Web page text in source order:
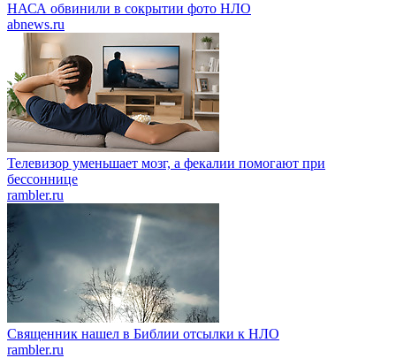
НАСА обвинили в сокрытии фото НЛО
abnews.ru
Телевизор уменьшает мозг, а фекалии помогают при
бессоннице
rambler.ru
Священник нашел в Библии отсылки к НЛО
rambler.ru